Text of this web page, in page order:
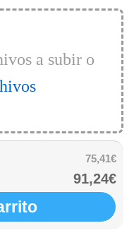
a subir o
75,41€
91,24€